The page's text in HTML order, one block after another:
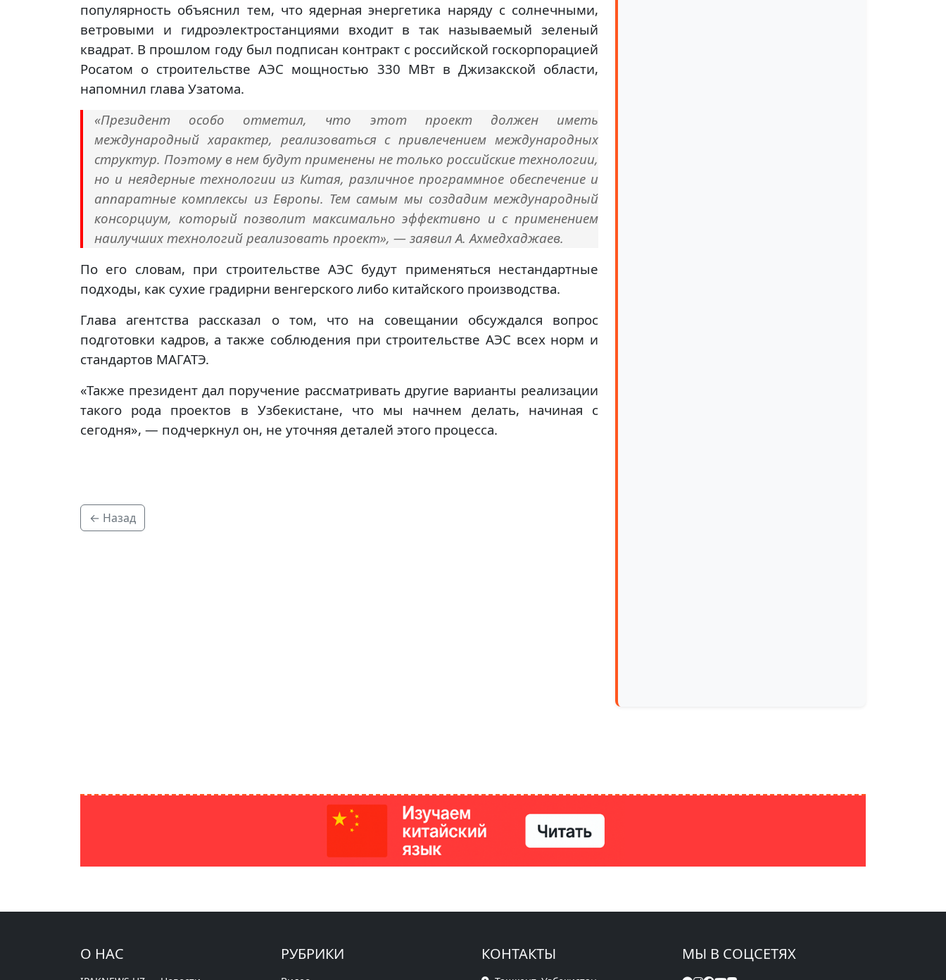
популярность объяснил тем, что ядерная энергетика наряду с солнечными,
ветровыми и гидроэлектростанциями входит в так называемый зеленый
квадрат. В прошлом году был подписан контракт с российской госкорпорацией
Росатом о строительстве АЭС мощностью 330 МВт в Джизакской области,
напомнил глава Узатома.
«Президент особо отметил, что этот проект должен иметь
международный характер, реализоваться с привлечением международных
структур. Поэтому в нем будут применены не только российские технологии,
но и неядерные технологии из Китая, различное программное обеспечение и
аппаратные комплексы из Европы. Тем самым мы создадим международный
консорциум, который позволит максимально эффективно и с применением
наилучших технологий реализовать проект», — заявил А. Ахмедхаджаев.
По его словам, при строительстве АЭС будут применяться нестандартные
подходы, как сухие градирни венгерского либо китайского производства.
Глава агентства рассказал о том, что на совещании обсуждался вопрос
подготовки кадров, а также соблюдения при строительстве АЭС всех норм и
стандартов МАГАТЭ.
«Также президент дал поручение рассматривать другие варианты реализации
такого рода проектов в Узбекистане, что мы начнем делать, начиная с
сегодня», — подчеркнул он, не уточняя деталей этого процесса.
← Назад
О НАС РУБРИКИ КОНТАКТЫ МЫ В СОЦСЕТЯХ